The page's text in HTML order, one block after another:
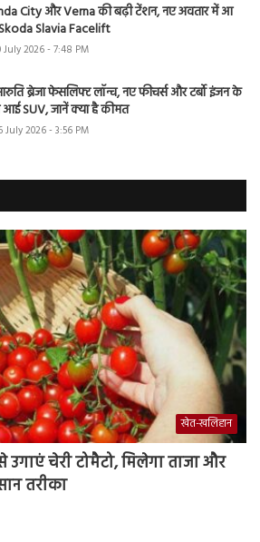
City और Verna की बढ़ी टेंशन, नए अवतार में आ
Slavia Facelift
July 2026 - 7:48 PM
ब्रेजा फेसलिफ्ट लॉन्च, नए फीचर्स और टर्बो इंजन के
SUV, जानें क्या है कीमत
July 2026 - 3:56 PM
खेत-खलिहान
चेरी टोमैटो, मिलेगा ताजा और
तरीका